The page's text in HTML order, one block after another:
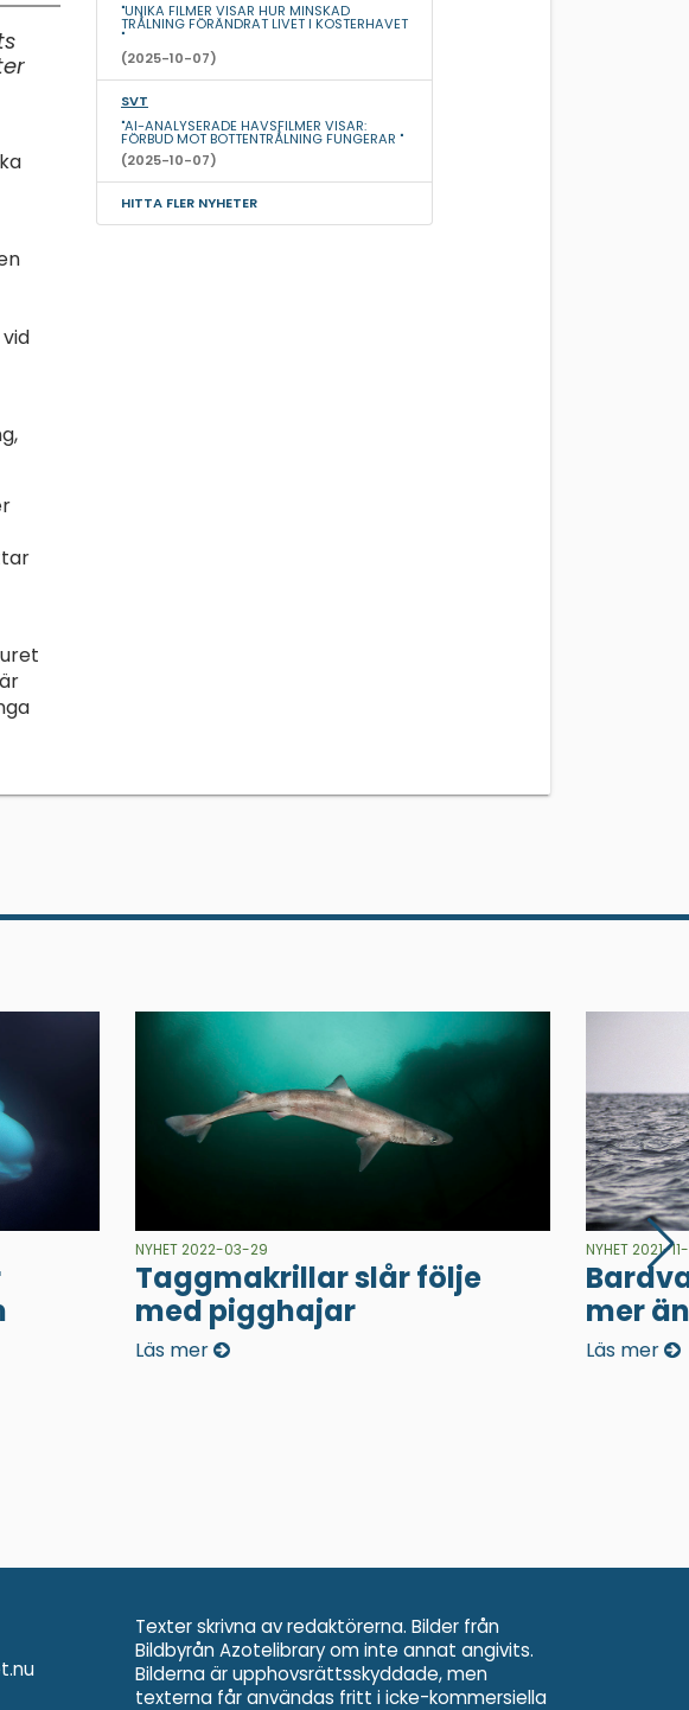
"UNIKA FILMER VISAR HUR MINSKAD
TRÅLNING FÖRÄNDRAT LIVET I KOSTERHAVET
"
(2025-10-07)
SVT
"AI-ANALYSERADE HAVSFILMER VISAR:
FÖRBUD MOT BOTTENTRÅLNING FUNGERAR "
(2025-10-07)
HITTA FLER NYHETER
NYHET 2022-03-29
Taggmakrillar slår följe
med pigghajar
Läs mer
NYHET 2021-
mer
Läs mer
Texter skrivna av redaktörerna. Bilder från
Bildbyrån Azotelibrary om inte annat angivits.
Bilderna är upphovsrättsskyddade, men
texterna får användas fritt i icke-kommersiella